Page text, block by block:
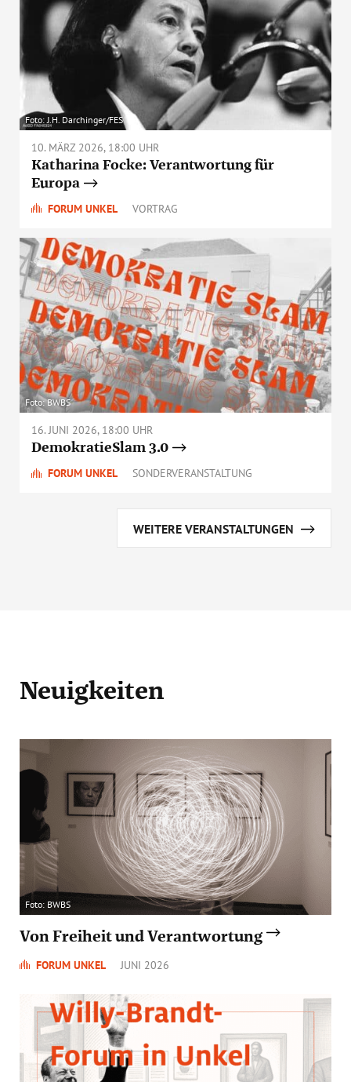
Foto: J.H. Darchinger/FES
10. MÄRZ 2026, 18:00 UHR
Katharina Focke: Verantwortung für
Europa
FORUM UNKEL VORTRAG
Foto: BWBS
16. JUNI 2026, 18:00 UHR
DemokratieSlam 3.0
FORUM UNKEL SONDERVERANSTALTUNG
WEITERE VERANSTALTUNGEN
Neuigkeiten
Foto: BWBS
Von Freiheit und Verantwortung
FORUM UNKEL JUNI 2026